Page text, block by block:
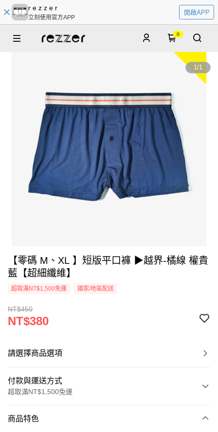
r e z z e r
立刻使用官方APP
開啟APP
0
1/1
【零碼 M、XL 】短版平口褲 ▶越界-橘線 權貴
藍【超細纖維】
超取滿NT$1,500免運 國家/地區配送
NT$450
NT$380
請選擇商品選項
付款與運送方式
超取滿NT$1,500免運
信用卡一次付款
商品特色